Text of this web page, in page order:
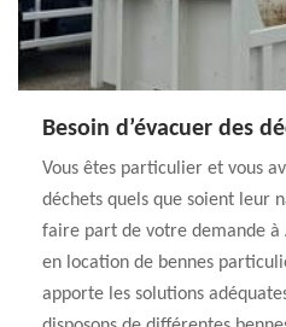
Besoin d’évacuer des
Vous êtes particulier et vous
déchets quels que soient leur
faire part de votre demande à
en location de bennes
apporte les solutions